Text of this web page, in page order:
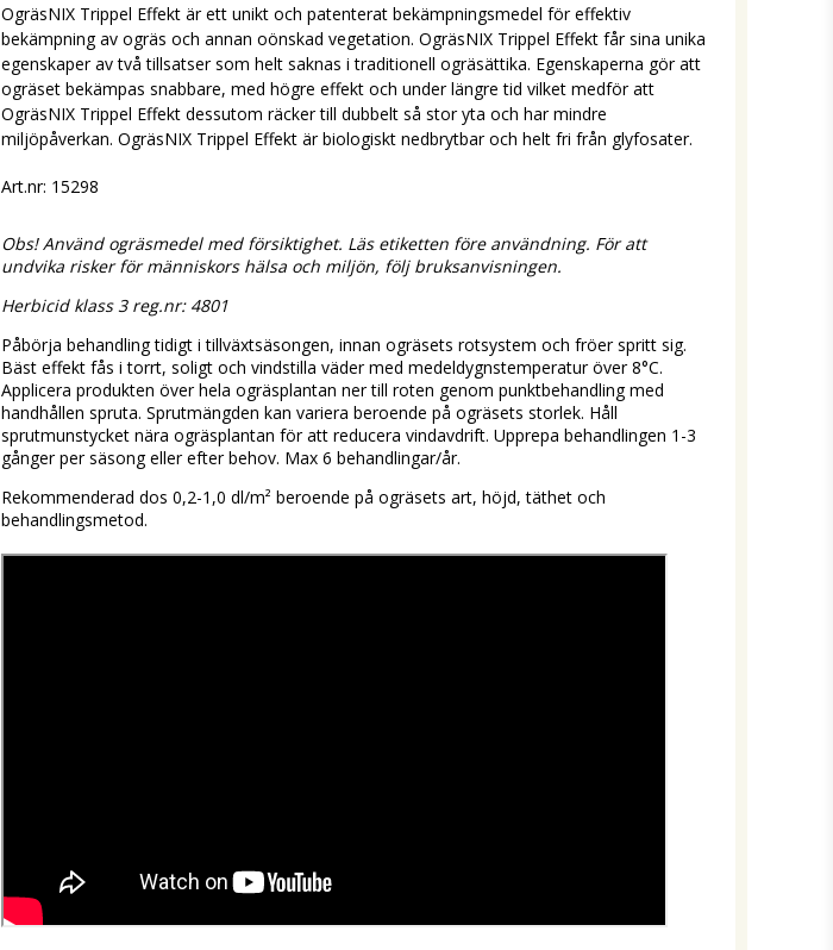
OgräsNIX Trippel Effekt är ett unikt och patenterat bekämpningsmedel för effektiv
bekämpning av ogräs och annan oönskad vegetation. OgräsNIX Trippel Effekt får sina unika
egenskaper av två tillsatser som helt saknas i traditionell ogräsättika. Egenskaperna gör att
ogräset bekämpas snabbare, med högre effekt och under längre tid vilket medför att
OgräsNIX Trippel Effekt dessutom räcker till dubbelt så stor yta och har mindre
miljöpåverkan. OgräsNIX Trippel Effekt är biologiskt nedbrytbar och helt fri från glyfosater.
Art.nr: 15298
Obs! Använd ogräsmedel med försiktighet. Läs etiketten före användning. För att
undvika risker för människors hälsa och miljön, följ bruksanvisningen.
Herbicid klass 3 reg.nr: 4801
Påbörja behandling tidigt i tillväxtsäsongen, innan ogräsets rotsystem och fröer spritt sig.
Bäst effekt fås i torrt, soligt och vindstilla väder med medeldygnstemperatur över 8°C.
Applicera produkten över hela ogräsplantan ner till roten genom punktbehandling med
handhållen spruta. Sprutmängden kan variera beroende på ogräsets storlek. Håll
sprutmunstycket nära ogräsplantan för att reducera vindavdrift. Upprepa behandlingen 1-3
gånger per säsong eller efter behov. Max 6 behandlingar/år.
Rekommenderad dos 0,2-1,0 dl/m² beroende på ogräsets art, höjd, täthet och
behandlingsmetod.